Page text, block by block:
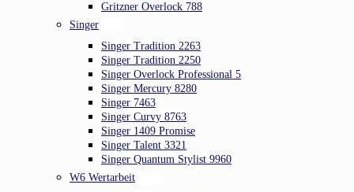
Gritzner Overlock 788
Singer
Singer Tradition 2263
Singer Tradition 2250
Singer Overlock Professional 5
Singer Mercury 8280
Singer 7463
Singer Curvy 8763
Singer 1409 Promise
Singer Talent 3321
Singer Quantum Stylist 9960
W6 Wertarbeit